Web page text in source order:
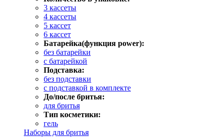
3 кассеты
4 кассеты
5 кассет
6 кассет
Батарейка(функция power):
без батарейки
с батарейкой
Подставка:
без подставки
с подставкой в комплекте
До/после бритья:
для бритья
Тип косметики:
гель
Наборы для бритья